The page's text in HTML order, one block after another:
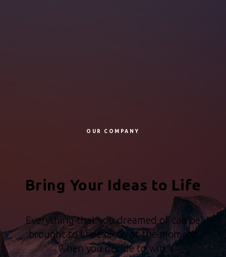
OUR COMPANY
Bring Your Ideas to Life
Everything that you dreamed of can be
brought to life exactly at the moment
when you decide to win.